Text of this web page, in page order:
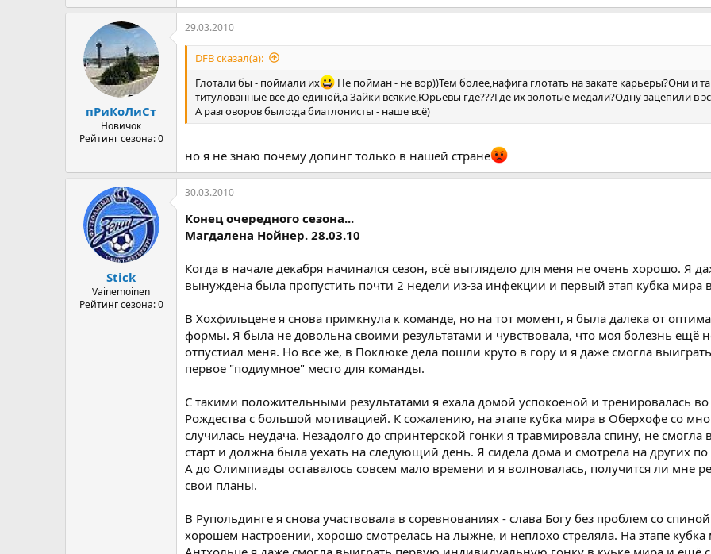
пРиКоЛиСт
Новичок
Рейтинг сезона: 0
29.03.2010
DFB сказал(а):
Глотали бы - поймали их
Не пойман - не вор))Тем более,нафига глотать на закате карьеры?Они и
титулованные все до единой,а Зайки всякие,Юрьевы где???Где их золотые медали?Одну зацепили в
А разговоров было:да биатлонисты - наше всё)
но я не знаю почему допинг только в нашей стране
Stick
Vainemoinen
Рейтинг сезона: 0
30.03.2010
Конец очередного сезона...
Магдалена Нойнер. 28.03.10
Когда в начале декабря начинался сезон, всё выглядело для меня не очень хорошо. Я
вынуждена была пропустить почти 2 недели из-за инфекции и первый этап кубка мира
В Хохфильцене я снова примкнула к команде, но на тот момент, я была далека от
формы. Я была не довольна своими результатами и чувствовала, что моя болезнь ещё
отпустиал меня. Но все же, в Поклюке дела пошли круто в гору и я даже смогла
первое "подиумное" место для команды.
С такими положительными результатами я ехала домой успокоеной и тренировалась
Рождества с большой мотивацией. К сожалению, на этапе кубка мира в Оберхофе со
случилась неудача. Незадолго до спринтерской гонки я травмировала спину, не смогла
старт и должна была уехать на следующий день. Я сидела дома и смотрела на других по
А до Олимпиады оставалось совсем мало времени и я волновалась, получится ли мне
свои планы.
В Рупольдинге я снова участвовала в соревнованиях - слава Богу без проблем со
хорошем настроении, хорошо смотрелась на лыжне, и неплохо стреляла. На этапе кубка